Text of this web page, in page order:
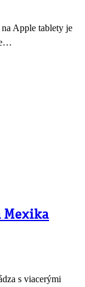
Apple tablety je
Mexika
s viacerými